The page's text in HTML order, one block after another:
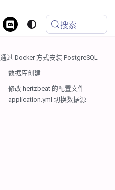
搜索
通过 Docker 方式安装 PostgreSQL
数据库创建
修改 hertzbeat 的配置文件
application.yml 切换数据源